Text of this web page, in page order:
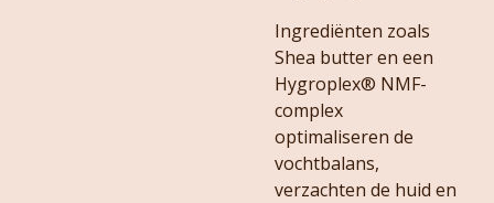
Ingrediënten zoals
Shea butter en een
Hygroplex® NMF-
complex
optimaliseren de
vochtbalans,
verzachten de huid en